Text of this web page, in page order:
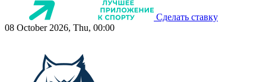
Сделать ставку
08 October 2026, Thu, 00:00